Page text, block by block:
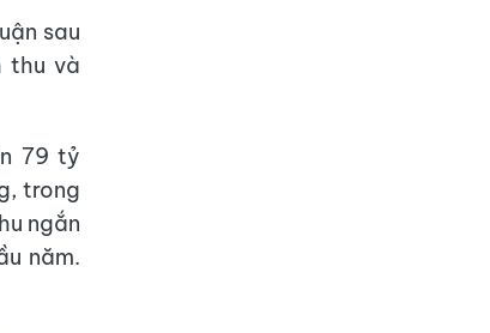
sau
thu và
79 tỷ
trong
ngắn
năm.